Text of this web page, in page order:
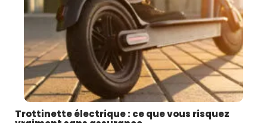
Trottinette électrique : ce que vous risquez